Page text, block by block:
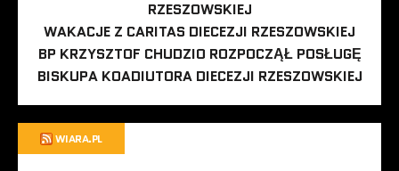
RZESZOWSKIEJ
WAKACJE Z CARITAS DIECEZJI RZESZOWSKIEJ
BP KRZYSZTOF CHUDZIO ROZPOCZĄŁ POSŁUGĘ
BISKUPA KOADIUTORA DIECEZJI RZESZOWSKIEJ
WIARA.PL